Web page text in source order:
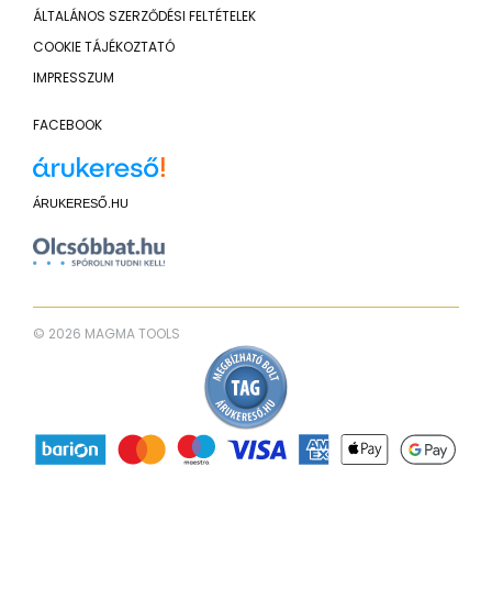
ÁLTALÁNOS SZERZŐDÉSI FELTÉTELEK
COOKIE TÁJÉKOZTATÓ
IMPRESSZUM
FACEBOOK
ÁRUKERESŐ.HU
© 2026 MAGMA TOOLS